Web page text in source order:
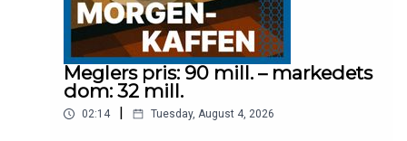
Meglers pris: 90 mill. – markedets
dom: 32 mill.
02:14 Tuesday, August 4, 2026